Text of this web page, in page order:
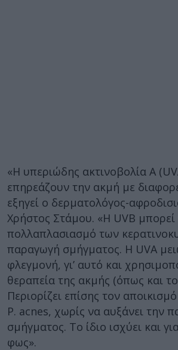
«Η υπεριώδης ακτινοβολία Α
επηρεάζουν την ακμή με
εξηγεί ο δερματολόγος-
Χρήστος Στάμου. «Η UVB μπορεί
πολλαπλασιασμό των
παραγωγή σμήγματος. Η UVA
φλεγμονή, γι’ αυτό και
θεραπεία της ακμής (όπως και
Περιορίζει επίσης τον
P. acnes, χωρίς να αυξάνει την
σμήγματος. Το ίδιο ισχύει και
φως».